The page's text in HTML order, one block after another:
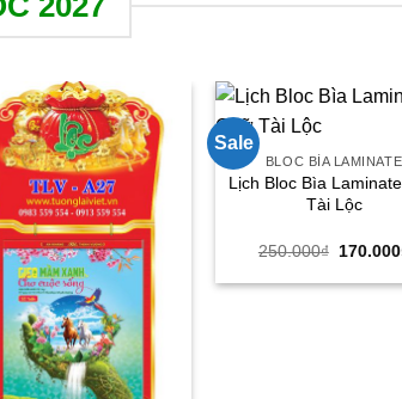
Sale
BLOC BÌA LAMINATE
Lịch Bloc Bìa
Tài Lộc
250.000₫ Giá
là:
170.000